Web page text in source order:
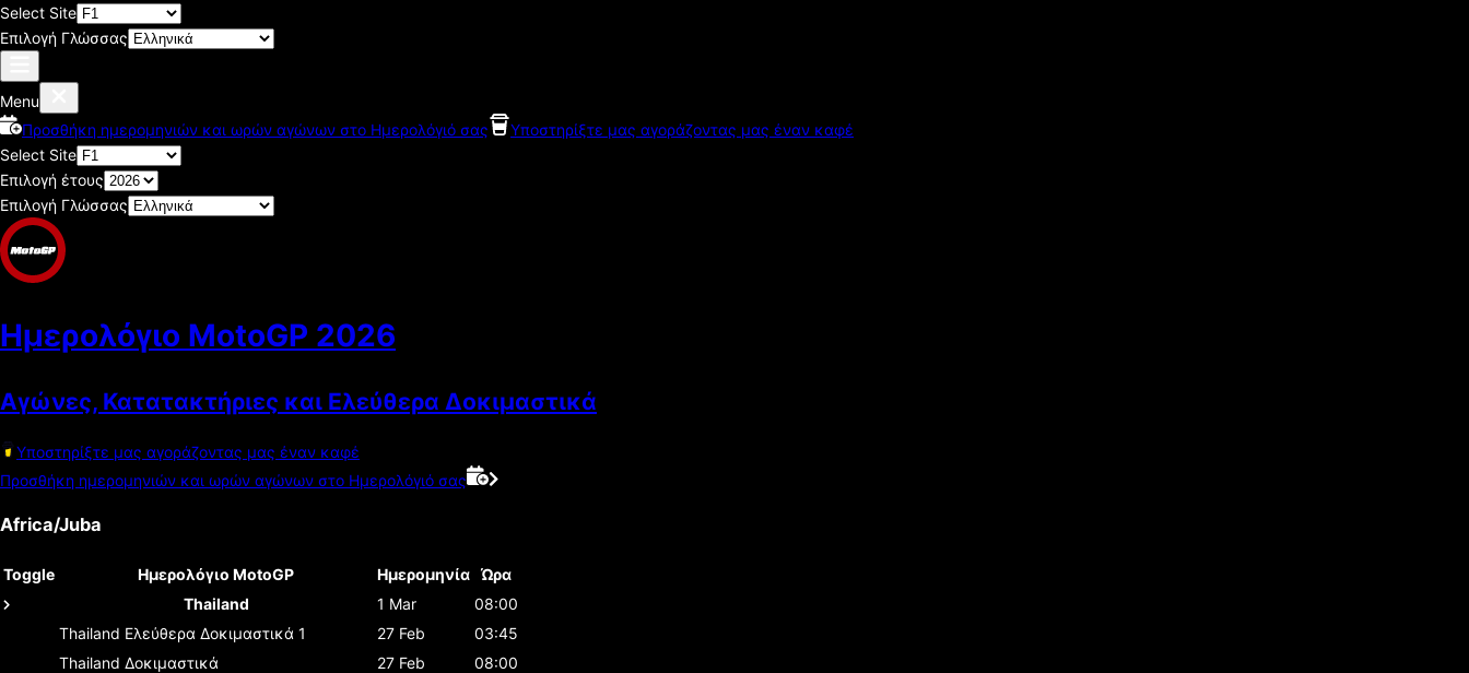
Select Site
Επιλογή Γλώσσας
Menu
Προσθήκη ημερομηνιών και ωρών αγώνων στο Ημερολόγιό σας
Υποστηρίξτε μας αγοράζοντας μας έναν καφέ
Select Site
Επιλογή έτους
Επιλογή Γλώσσας
Ημερολόγιο MotoGP 2026
Αγώνες, Κατατακτήριες και Ελεύθερα Δοκιμαστικά
Υποστηρίξτε μας αγοράζοντας μας έναν καφέ
Προσθήκη ημερομηνιών και ωρών αγώνων στο Ημερολόγιό σας
Africa/Juba
Toggle Ημερολόγιο MotoGP Ημερομηνία Ώρα
Thailand
1 Mar
08:00
Thailand Ελεύθερα Δοκιμαστικά 1 27 Feb
03:45
Thailand Δοκιμαστικά 27 Feb
08:00